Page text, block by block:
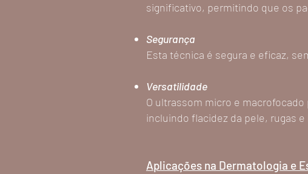
significativo, permitindo que os
Segurança
Esta técnica é segura e eficaz,
Versatilidade
O ultrassom micro e
incluindo flacidez da pele, rugas
Aplicações na Dermatologia e